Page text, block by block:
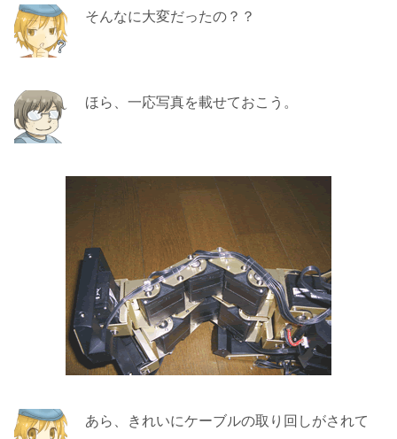
そんなに大変だったの？？
ほら、一応写真を載せておこう。
あら、きれいにケーブルの取り回しがされて